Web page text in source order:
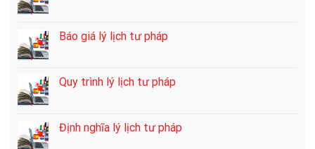
Báo giá lý lịch tư pháp
Quy trình lý lịch tư pháp
Định nghĩa lý lịch tư pháp